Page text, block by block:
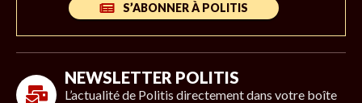
S’ABONNER À POLITIS
NEWSLETTER POLITIS
L’actualité de Politis directement dans votre boîte